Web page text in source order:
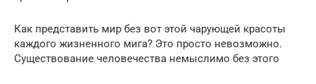
Как представить мир без вот этой чарующей красоты
каждого жизненного мига? Это просто невозможно.
Существование человечества немыслимо без этого